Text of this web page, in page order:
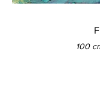
100